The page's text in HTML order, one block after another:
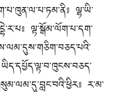
ལྷ་ཡི་
ལྟ་སྒོམ་ལོག་པ་དག་
ར་མ་